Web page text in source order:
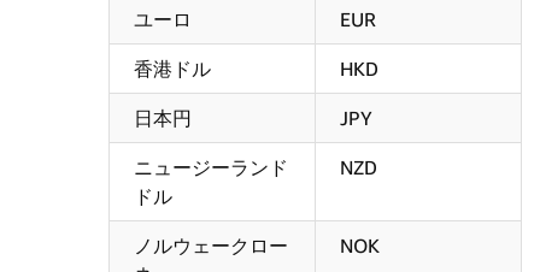
ユーロ EUR
香港ドル HKD
日本円 JPY
ニュージーランド
ドル
NZD
ノルウェークロー
NOK